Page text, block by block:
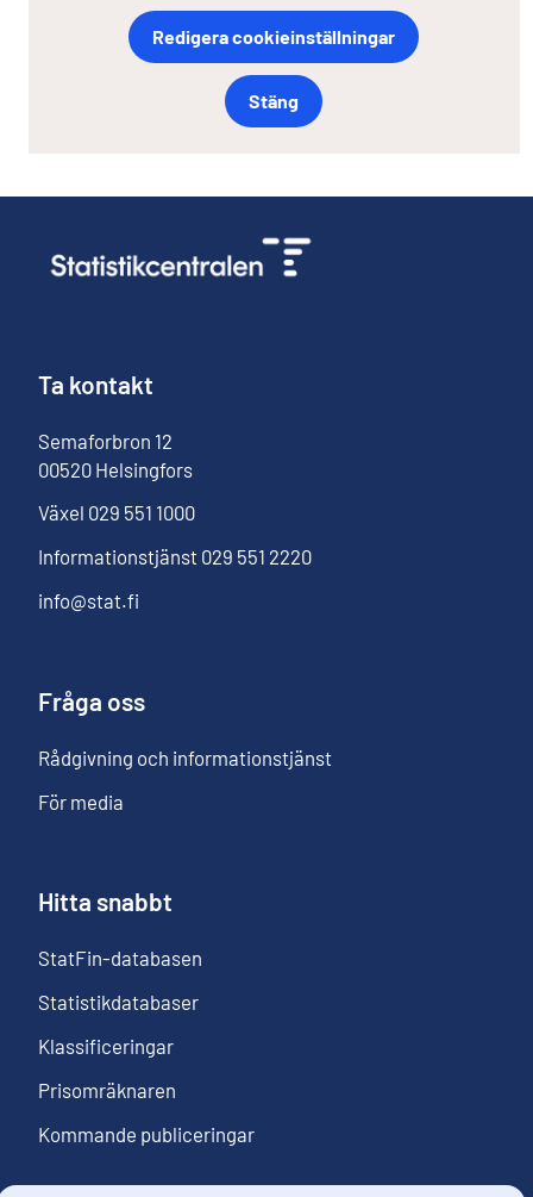
Redigera cookieinställningar
Stäng
Ta kontakt
Semaforbron 12
00520 Helsingfors
Växel 029 551 1000
Informationstjänst 029 551 2220
info@stat.fi
Fråga oss
Rådgivning och informationstjänst
För media
Hitta snabbt
StatFin-databasen
Statistikdatabaser
Klassificeringar
Prisomräknaren
Kommande publiceringar